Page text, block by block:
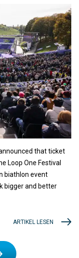
that ticket
Loop One Festival
biathlon event
bigger and better
ARTIKEL LESEN